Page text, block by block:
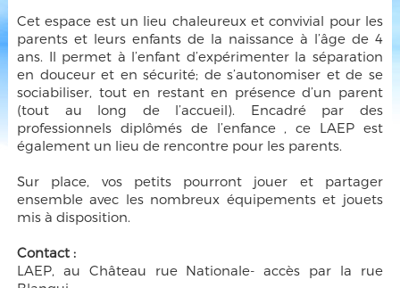
Cet espace est un lieu chaleureux et convivial pour les
parents et leurs enfants de la naissance à l’âge de 4
ans. Il permet à l’enfant d’expérimenter la séparation
en douceur et en sécurité; de s’autonomiser et de se
sociabiliser, tout en restant en présence d’un parent
(tout au long de l’accueil). Encadré par des
professionnels diplômés de l’enfance , ce LAEP est
également un lieu de rencontre pour les parents.
Sur place, vos petits pourront jouer et partager
ensemble avec les nombreux équipements et jouets
mis à disposition.
Contact :
LAEP, au Château rue Nationale- accès par la rue